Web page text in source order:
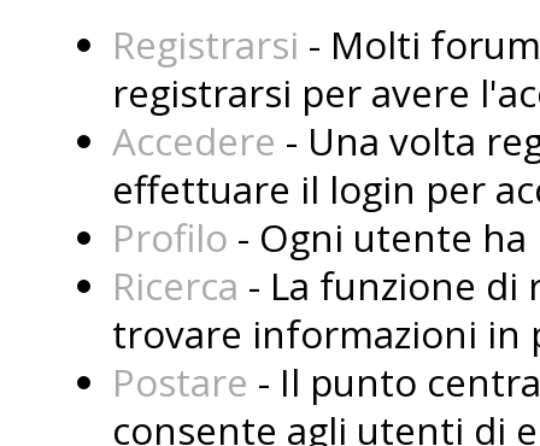
Registrarsi - Molti
registrarsi per avere
Accedere - Una volta
effettuare il login per
Profilo - Ogni utente
Ricerca - La funzione
trovare informazioni in
Postare - Il punto
consente agli utenti di